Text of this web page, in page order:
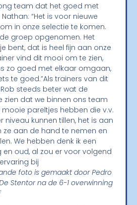
team dat het goed met
“Het is voor nieuwe
in onze selectie te komen.
groep opgenomen. Het
bent, dat is heel fijn aan onze
vind dit mooi om te zien,
zo goed met elkaar omgaan,
te goed.”Als trainers van dit
steeds beter wat de
zien dat we binnen ons team
pareltjes hebben die v.v.
niveau kunnen tillen, het is aan
ze aan de hand te nemen en
We hebben denk ik een
en oud, al zou er voor volgend
bij
foto is gemaakt door Pedro
Stentor na de 6-1 overwinning